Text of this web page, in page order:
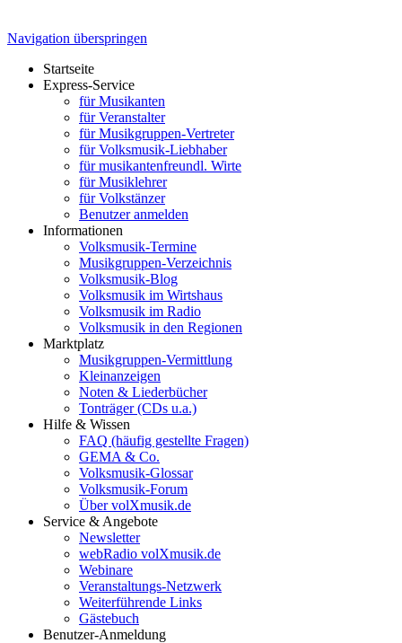
Navigation überspringen
Startseite
Express-Service
für Musikanten
für Veranstalter
für Musikgruppen-Vertreter
für Volksmusik-Liebhaber
für musikantenfreundl. Wirte
für Musiklehrer
für Volkstänzer
Benutzer anmelden
Informationen
Volksmusik-Termine
Musikgruppen-Verzeichnis
Volksmusik-Blog
Volksmusik im Wirtshaus
Volksmusik im Radio
Volksmusik in den Regionen
Marktplatz
Musikgruppen-Vermittlung
Kleinanzeigen
Noten & Liederbücher
Tonträger (CDs u.a.)
Hilfe & Wissen
FAQ (häufig gestellte Fragen)
GEMA & Co.
Volksmusik-Glossar
Volksmusik-Forum
Über volXmusik.de
Service & Angebote
Newsletter
webRadio volXmusik.de
Webinare
Veranstaltungs-Netzwerk
Weiterführende Links
Gästebuch
Benutzer-Anmeldung